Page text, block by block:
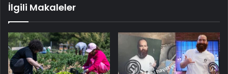
İlgili Makaleler